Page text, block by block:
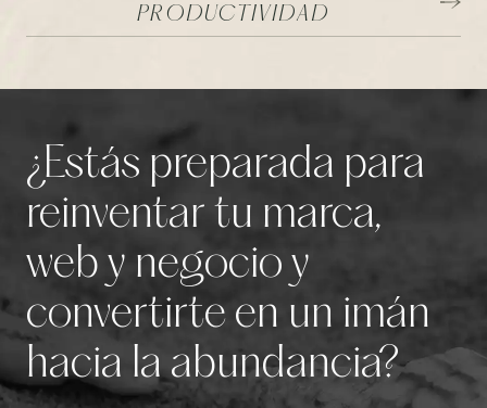
PRODUCTIVIDAD
¿Estás preparada para
reinventar tu marca,
web y negocio y
convertirte en un imán
hacia la abundancia?